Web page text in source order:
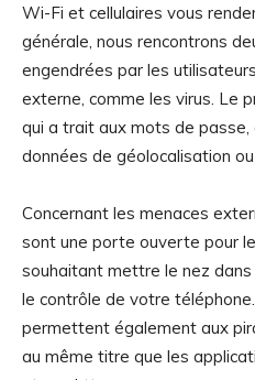
Wi-Fi et cellulaires vous
générale, nous rencontrons
engendrées par les
externe, comme les virus. Le
qui a trait aux mots de passe,
données de géolocalisation
Concernant les menaces
sont une porte ouverte pour
souhaitant mettre le nez
le contrôle de votre
permettent également aux
au même titre que les